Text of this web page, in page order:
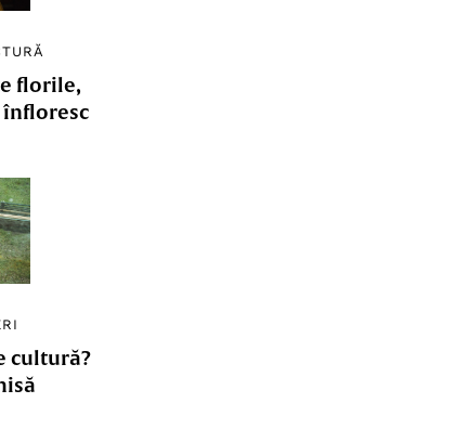
florile,
înfloresc
cultură?